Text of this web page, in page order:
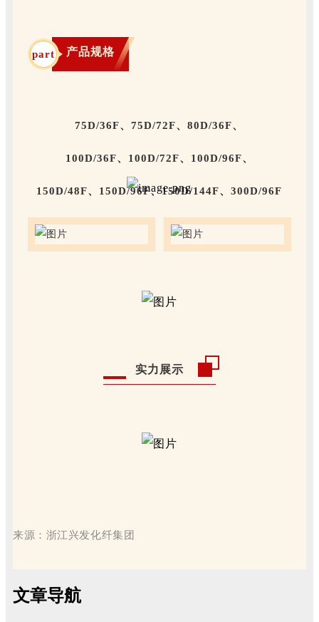
part 产品规格
75D/36F、75D/72F、80D/36F、
100D/36F、 100D/72F、100D/96F、
150D/48F、 150D/96F、150D/144F、300D/96F
实力展示
来源：浙江兴发化纤集团
文章导航